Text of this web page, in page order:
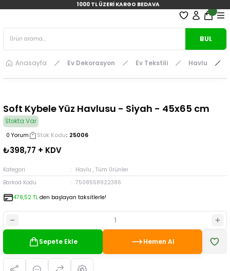
1000 TL ÜZERİ KARGO BEDAVA
BUL
Anasayfa Ev Dekorasyon Ev Tekstili Havlu
Soft Kybele Yüz Havlusu - Siyah - 45x65 cm
Stokta Var
0 Yorum Stok Kodu 25006
₺398,77 + KDV
Kategori Havlu , Tüm Ürünler
Barkod Kodu
7508558922386
478,52 TL den başlayan taksitlerle!
Sepete Ekle Hemen Al